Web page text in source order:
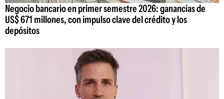
Negocio bancario en primer semestre 2026: ganancias de
US$ 671 millones, con impulso clave del crédito y los
depósitos